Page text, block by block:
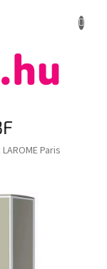
KOSÁR
LAROME Paris